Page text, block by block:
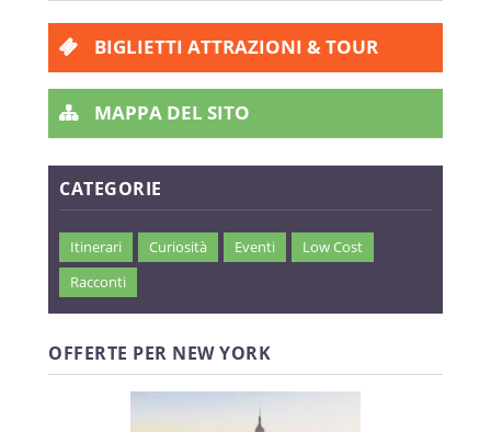
BIGLIETTI ATTRAZIONI & TOUR
MAPPA DEL SITO
CATEGORIE
Itinerari Curiosità Eventi
Low Cost
Racconti
OFFERTE PER NEW YORK